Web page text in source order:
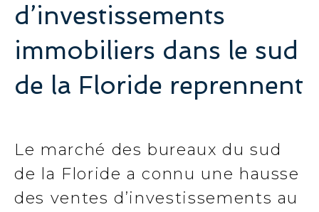
d’investissements
immobiliers dans le sud
de la Floride reprennent
Le marché des bureaux du sud
de la Floride a connu une hausse
des ventes d’investissements au